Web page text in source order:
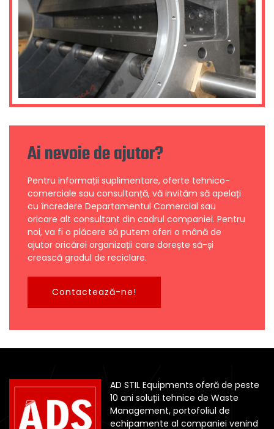
Ai nevoie de ajutor?
Pentru informații suplimentare, oferte tehnico-
comerciale sau consultanță, vă invităm să apelați
cu încredere Departamentul Comercial sau
oricare alt consultant din cadrul companiei. Pentru
noi, va fi o plăcere să putem oferi o mână de
ajutor oricărei organizații care dorește să-și
crească gradul de reciclare.
Contactează-ne!
AD STIL Equipments oferă de peste
10 ani soluții tehnice de Waste
Management, portofoliul de
echipamente al companiei venind